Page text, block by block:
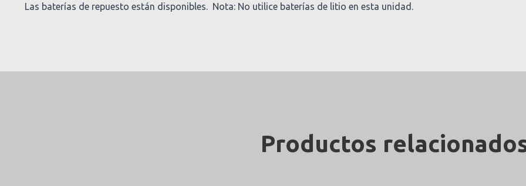
Las baterías de repuesto están disponibles. Nota: No utilice baterías de litio en esta unidad.
Productos